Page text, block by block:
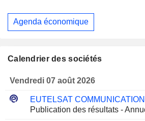
Agenda économique
Calendrier des sociétés
Vendredi 07 août 2026
EUTELSAT
Publication des résultats -